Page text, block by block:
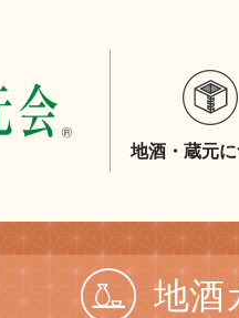
地酒・蔵元
地酒